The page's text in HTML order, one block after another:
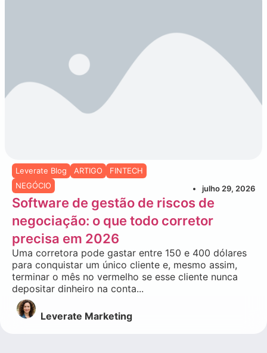
Leverate Blog ARTIGO
FINTECH
NEGÓCIO
julho 29, 2026
Software de gestão de riscos de
negociação: o que todo corretor
precisa em 2026
Uma corretora pode gastar entre 150 e 400 dólares
para conquistar um único cliente e, mesmo assim,
terminar o mês no vermelho se esse cliente nunca
depositar dinheiro na conta...
Leverate Marketing